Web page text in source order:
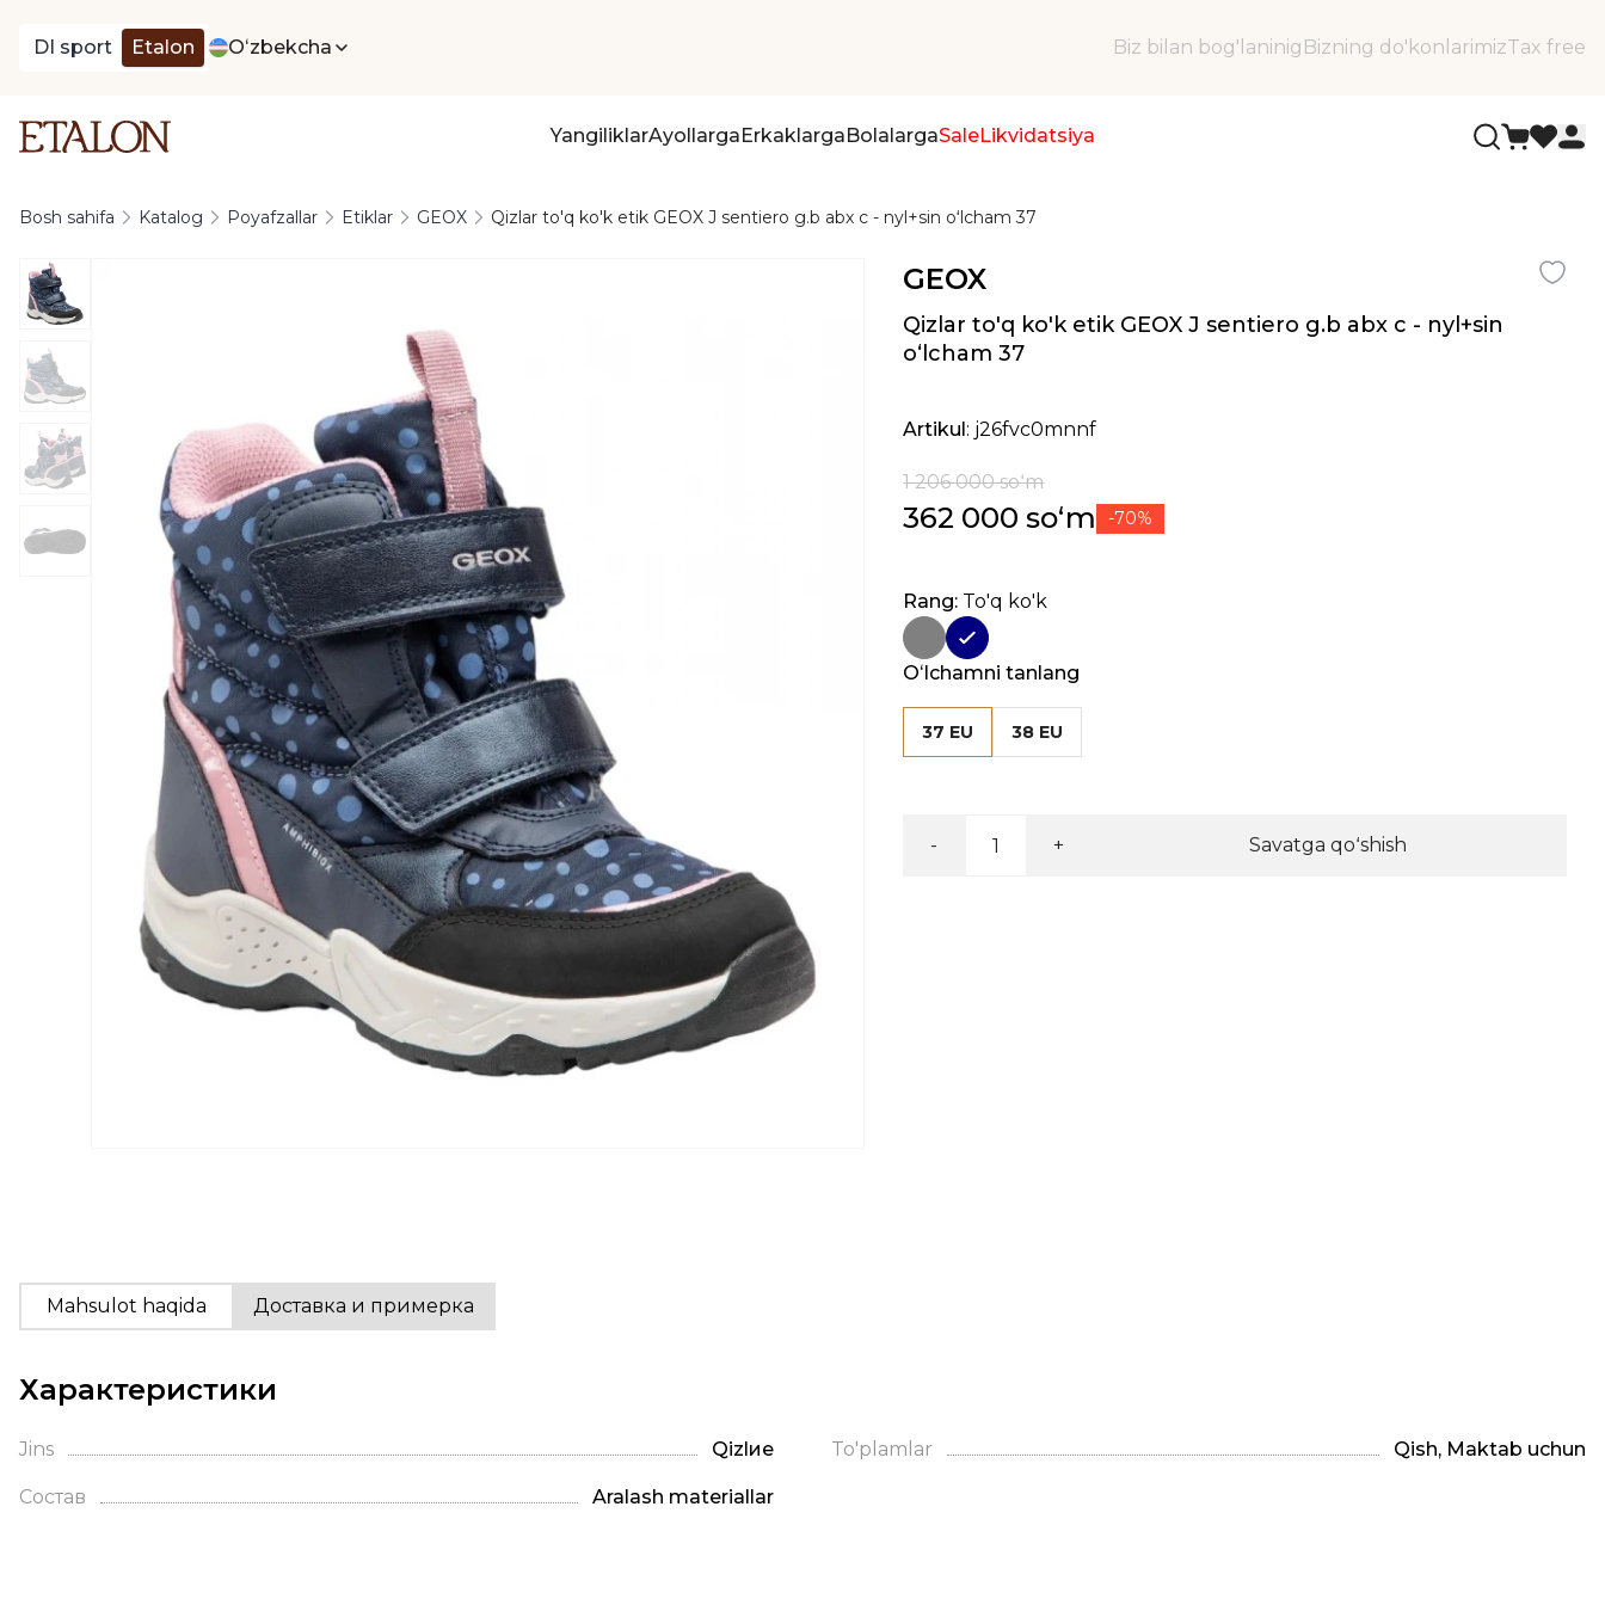
DI sport Etalon Oʻzbekcha Biz bilan bog'laninig Bizning do'konlarimizTax free
YangiliklarAyollargaErkaklargaBolalargaSaleLikvidatsiya
Bosh sahifa Katalog Poyafzallar Etiklar GEOX Qizlar to'q ko'k etik GEOX J sentiero g.b abx c - nyl+sin oʻlcham 37
GEOX
Qizlar to'q ko'k etik GEOX J sentiero g.b abx c - nyl+sin
oʻlcham 37
Artikul: j26fvc0mnnf
1 206 000 soʻm
362 000 soʻm -70%
Rang: To'q ko'k
Oʻlchamni tanlang
37 EU 38 EU
- + Savatga qoʻshish
Mahsulot haqida Доставка и примерка
Характеристики
Jins Qizlие To'plamlar Qish, Maktab uchun
Состав Aralash materiallar